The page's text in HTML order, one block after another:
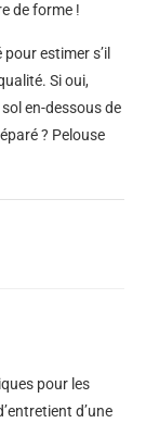
de forme !
estimer s’il
Si oui,
en-dessous de
? Pelouse
pour les
d’une